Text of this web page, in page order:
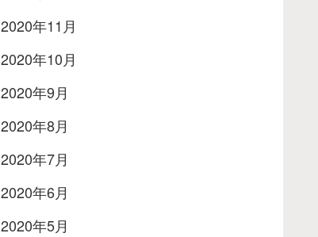
2020年11月
2020年10月
2020年9月
2020年8月
2020年7月
2020年6月
2020年5月